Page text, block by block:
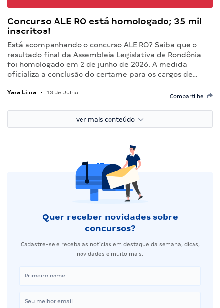
Concurso ALE RO está homologado; 35 mil
inscritos!
Está acompanhando o concurso ALE RO? Saiba que o
resultado final da Assembleia Legislativa de Rondônia
foi homologado em 2 de junho de 2026. A medida
oficializa a conclusão do certame para os cargos de…
Yara Lima • 13 de Julho
Compartilhe
ver mais conteúdo
Quer receber novidades sobre
concursos?
Cadastre-se e receba as notícias em destaque da semana, dicas,
novidades e muito mais.